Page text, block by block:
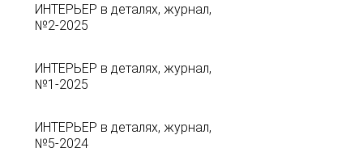
ИНТЕРЬЕР в деталях, журнал,
№2-2025
ИНТЕРЬЕР в деталях, журнал,
№1-2025
ИНТЕРЬЕР в деталях, журнал,
№5-2024